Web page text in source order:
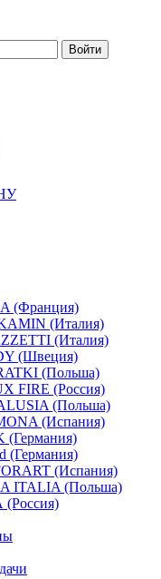
(Франция)
(Италия)
(Италия)
(Швеция)
(Польша)
FIRE (Россия)
(Польша)
(Испания)
(Германия)
(Испания)
ITALIA (Польша)